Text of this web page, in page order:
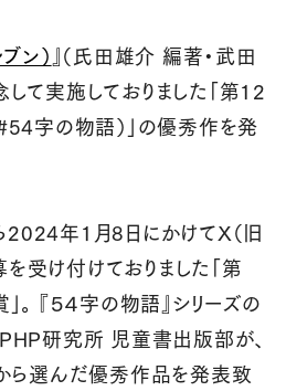
ン）』（氏田雄介 編著・武田
て実施しておりました「第12
字の物語）」の優秀作を発
年1月8日にかけてX（旧
受け付けておりました「第
『５４字の物語』シリーズの
研究所 児童書出版部が、
選んだ優秀作品を発表致